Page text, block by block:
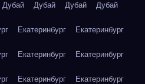
Дубай Дубай Дубай Дубай
Екатеринбург Екатеринбург
Екатеринбург Екатеринбург
Екатеринбург Екатеринбург